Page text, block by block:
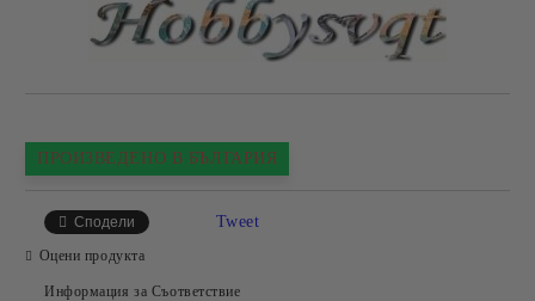
ПРОИЗВЕДЕНО В БЪЛГАРИЯ
Сподели Tweet
Оцени продукта
Информация за Съответствие